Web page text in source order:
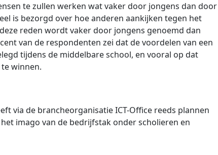
te zullen werken wat vaker door jongens dan door
is bezorgd over hoe anderen aankijken tegen het
reden wordt vaker door jongens genoemd dan
van de respondenten zei dat de voordelen van een
tijdens de middelbare school, en vooral op dat
te winnen.
via de brancheorganisatie ICT-Office reeds plannen
imago van de bedrijfstak onder scholieren en